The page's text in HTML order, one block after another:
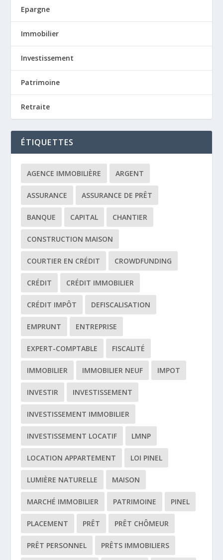
Epargne
Immobilier
Investissement
Patrimoine
Retraite
ÉTIQUETTES
AGENCE IMMOBILIÈRE ARGENT
ASSURANCE ASSURANCE DE PRÊT
BANQUE CAPITAL CHANTIER
CONSTRUCTION MAISON
COURTIER EN CRÉDIT CROWDFUNDING
CRÉDIT CRÉDIT IMMOBILIER
CRÉDIT IMPÔT DEFISCALISATION
EMPRUNT ENTREPRISE
EXPERT-COMPTABLE FISCALITÉ
IMMOBILIER IMMOBILIER NEUF IMPOT
INVESTIR INVESTISSEMENT
INVESTISSEMENT IMMOBILIER
INVESTISSEMENT LOCATIF LMNP
LOCATION APPARTEMENT LOI PINEL
LUMIÈRE NATURELLE MAISON
MARCHÉ IMMOBILIER PATRIMOINE PINEL
PLACEMENT PRÊT PRÊT CHÔMEUR
PRÊT PERSONNEL PRÊTS IMMOBILIERS